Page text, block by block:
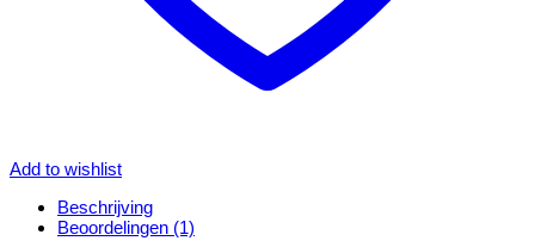
Add to wishlist
Beschrijving
Beoordelingen (1)